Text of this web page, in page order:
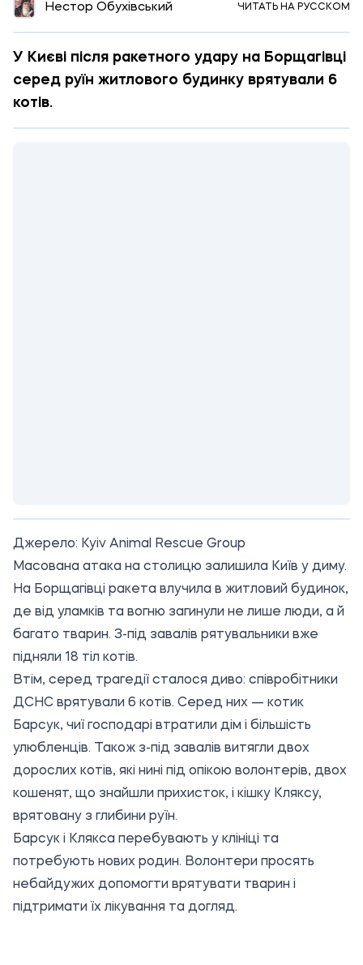
Нестор Обухівський ЧИТАТЬ НА РУССКОМ
У Києві після ракетного удару на Борщагівці
серед руїн житлового будинку врятували 6
котів.
Джерело: Kyiv Animal Rescue Group
Масована атака на столицю залишила Київ у диму.
На Борщагівці ракета влучила в житловий будинок,
де від уламків та вогню загинули не лише люди, а й
багато тварин. З-під завалів рятувальники вже
підняли 18 тіл котів.
Втім, серед трагедії сталося диво: співробітники
ДСНС врятували 6 котів. Серед них — котик
Барсук, чиї господарі втратили дім і більшість
улюбленців. Також з-під завалів витягли двох
дорослих котів, які нині під опікою волонтерів, двох
кошенят, що знайшли прихисток, і кішку Кляксу,
врятовану з глибини руїн.
Барсук і Клякса перебувають у клініці та
потребують нових родин. Волонтери просять
небайдужих допомогти врятувати тварин і
підтримати їх лікування та догляд.